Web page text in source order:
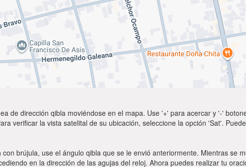
de dirección qibla moviéndose en el mapa. Use '+' para acercar y '-'
verificar la vista satelital de su ubicación, seleccione la opción 'Sat'.
con brújula, use el ángulo qibla que se le envió anteriormente. Mientras se
en la dirección de las agujas del reloj. Ahora puedes realizar tu